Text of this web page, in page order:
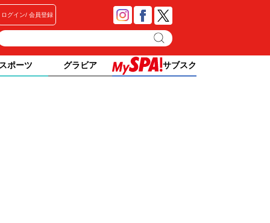
ログイン 会員登録
ポーツ グラビア サブスク